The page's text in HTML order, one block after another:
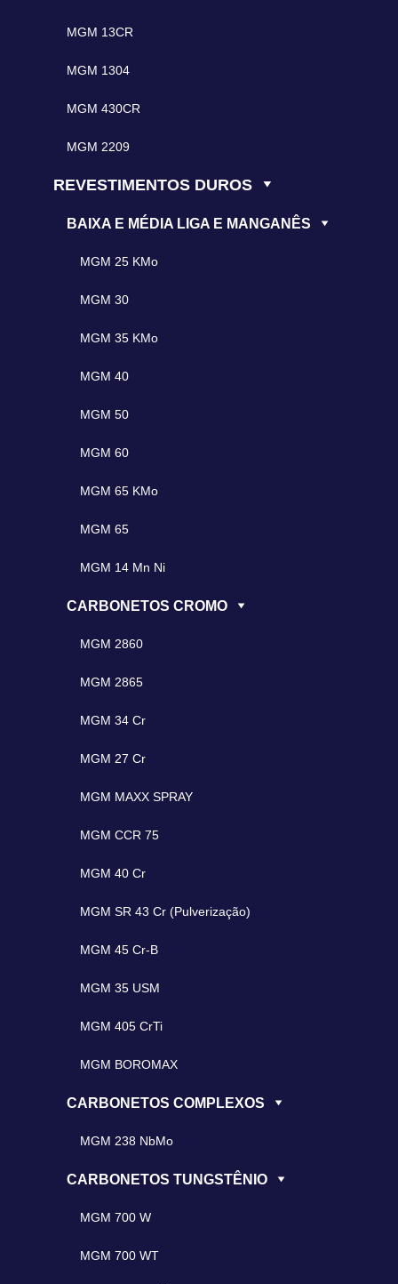
MGM 13CR
MGM 1304
MGM 430CR
MGM 2209
REVESTIMENTOS DUROS
BAIXA E MÉDIA LIGA E MANGANÊS
MGM 25 KMo
MGM 30
MGM 35 KMo
MGM 40
MGM 50
MGM 60
MGM 65 KMo
MGM 65
MGM 14 Mn Ni
CARBONETOS CROMO
MGM 2860
MGM 2865
MGM 34 Cr
MGM 27 Cr
MGM MAXX SPRAY
MGM CCR 75
MGM 40 Cr
MGM SR 43 Cr (Pulverização)
MGM 45 Cr-B
MGM 35 USM
MGM 405 CrTi
MGM BOROMAX
CARBONETOS COMPLEXOS
MGM 238 NbMo
CARBONETOS TUNGSTÊNIO
MGM 700 W
MGM 700 WT